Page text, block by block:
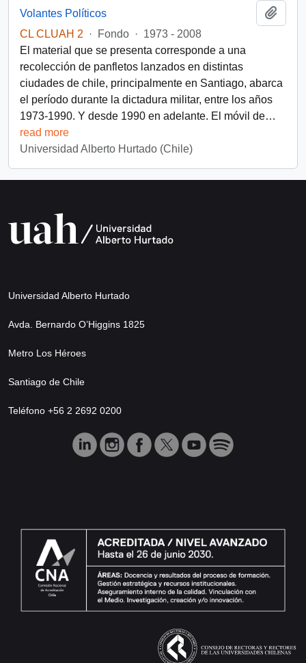
Volantes Políticos
CL CLUAH 2
· Fondo · 1973 - 2008
El material que se presenta corresponde a una
recolección de panfletos lanzados en distintas
ciudades de chile, principalmente en Santiago, abarca
el período durante la dictadura militar, entre los años
1973-1990. Y desde 1990 en adelante. El móvil de…
read more
Universidad Alberto Hurtado (Chile)
Universidad Alberto Hurtado
Avda. Bernardo O’Higgins 1825
Metro Los Héroes
Santiago de Chile
Teléfono +56 2 2692 0200